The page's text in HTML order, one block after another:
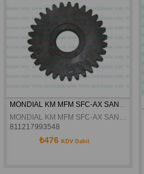
811217993548
₺476 KDV Dahil